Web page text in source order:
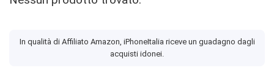
In qualità di Affiliato Amazon, iPhoneItalia riceve un guadagno dagli
acquisti idonei.